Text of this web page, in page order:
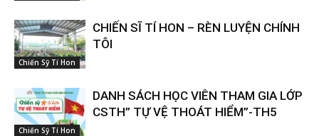
Chiến Sỹ Tí Hon
CHIẾN SĨ TÍ HON – RÈN LUYỆN CHÍNH
TÔI
Chiến Sỹ Tí Hon
DANH SÁCH HỌC VIÊN THAM GIA LỚP
CSTH” TỰ VỆ THOÁT HIỂM”-TH5